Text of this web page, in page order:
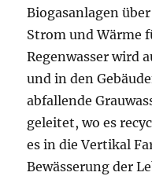
Biogasanlagen
Strom und Wärme
Regenwasser wird
und in den
abfallende
geleitet, wo es
es in die Vertikal
Bewässerung der